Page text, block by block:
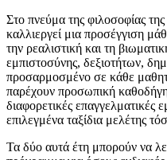
Στο πνεύμα της φιλοσοφίας
καλλιεργεί μια προσέγγιση
την ρεαλιστική και τη
εμπιστοσύνης, δεξιοτήτων,
προσαρμοσμένο σε κάθε
παρέχουν προσωπική
διαφορετικές επαγγελματικές
επιλεγμένα ταξίδια μελέτης
Τα δύο αυτά έτη μπορούν να